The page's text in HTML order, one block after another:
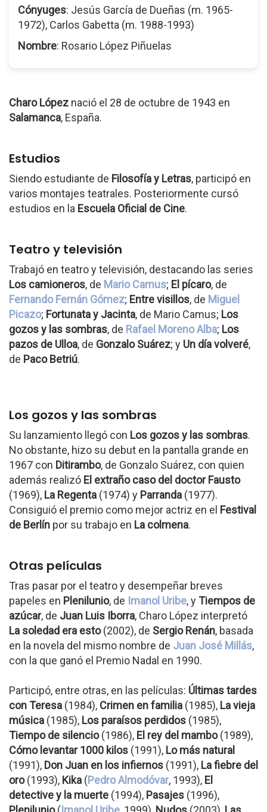
Cónyuges: Jesús García de Dueñas (m. 1965-
1972), Carlos Gabetta (m. 1988-1993)
Nombre: Rosario López Piñuelas
Charo López nació el 28 de octubre de 1943 en
Salamanca, España.
Estudios
Siendo estudiante de Filosofía y Letras, participó en
varios montajes teatrales. Posteriormente cursó
estudios en la Escuela Oficial de Cine.
Teatro y televisión
Trabajó en teatro y televisión, destacando las series
Los camioneros, de Mario Camus; El pícaro, de
Fernando Fernán Gómez; Entre visillos, de Miguel
Picazo; Fortunata y Jacinta, de Mario Camus; Los
gozos y las sombras, de Rafael Moreno Alba; Los
pazos de Ulloa, de Gonzalo Suárez; y Un día volveré,
de Paco Betriú.
Los gozos y las sombras
Su lanzamiento llegó con Los gozos y las sombras.
No obstante, hizo su debut en la pantalla grande en
1967 con Ditirambo, de Gonzalo Suárez, con quien
además realizó El extraño caso del doctor Fausto
(1969), La Regenta (1974) y Parranda (1977).
Consiguió el premio como mejor actriz en el Festival
de Berlín por su trabajo en La colmena.
Otras películas
Tras pasar por el teatro y desempeñar breves
papeles en Plenilunio, de Imanol Uribe, y Tiempos de
azúcar, de Juan Luis Iborra, Charo López interpretó
La soledad era esto(2002), de Sergio Renán, basada
en la novela del mismo nombre de Juan José Millás,
con la que ganó el Premio Nadal en 1990.
Participó, entre otras, en las películas: Últimas tardes
con Teresa (1984), Crimen en familia (1985), La vieja
música (1985), Los paraísos perdidos (1985),
Tiempo de silencio(1986), El rey del mambo(1989),
Cómo levantar 1000 kilos (1991), Lo más natural
(1991), Don Juan en los infiernos (1991), La fiebre del
oro(1993), Kika (Pedro Almodóvar, 1993), El
detective y la muerte (1994), Pasajes (1996),